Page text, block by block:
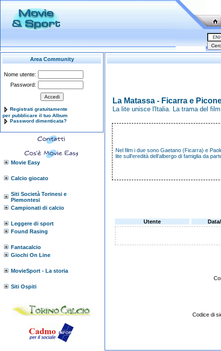
Area Community
Nome utente:
Password:
Registrati gratuitamente
per pubblicare il tuo Album
Password dimenticata?
Movie Easy
Calcio giocato
Siti Società Torinesi e
Piemontesi
Campionati di calcio
Leggere di sport
Found Rasing
Fantacalcio
Giochi On Line
MovieSport - La storia
Siti Ospiti
La Matassa - Ficarra e
La lite unisce l'Italia. La trama del
Nel film i due sono Gaetano (Ficarra) e
lite sull’eredità dell’albergo di famiglia da
Utente
Codice di